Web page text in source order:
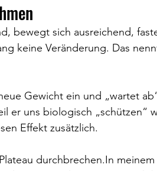
bewegt sich ausreichend,
keine Veränderung. Das
Gewicht ein und „wartet
er uns biologisch „schützen“
Effekt zusätzlich.
durchbrechen.In